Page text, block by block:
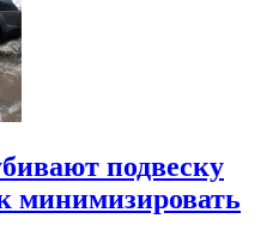
подвеску
минимизировать